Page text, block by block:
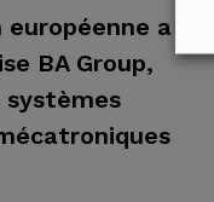
européenne a
BA Group,
systèmes